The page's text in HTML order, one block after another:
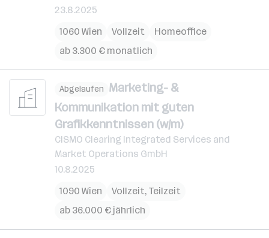
23.8.2025
1060 Wien
Vollzeit
Homeoffice
ab 3.300 € monatlich
Abgelaufen Marketing- &
Kommunikation mit guten
Grafikkenntnissen (w/m)
CISMO Clearing Integrated Services and
Market Operations GmbH
10.8.2025
1090 Wien
Vollzeit, Teilzeit
ab 36.000 € jährlich